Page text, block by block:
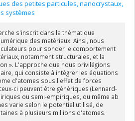
du Laboratoire d'innovation.
par le Conseil de l'Université le 25
des petites particules, nanocrystaux,
systèmes
s'inscrit dans la thématique
des matériaux. Ainsi, nous
pour sonder le comportement
notamment structurales, et la
». L'approche que nous privilégions
qui consiste à intégrer les équations
d'atomes sous l'effet de forces
ci peuvent être génériques (Lennard-
ou semi-empiriques, ou même ab
varie selon le potentiel utilisé, de
à plusieurs millions d'atomes.